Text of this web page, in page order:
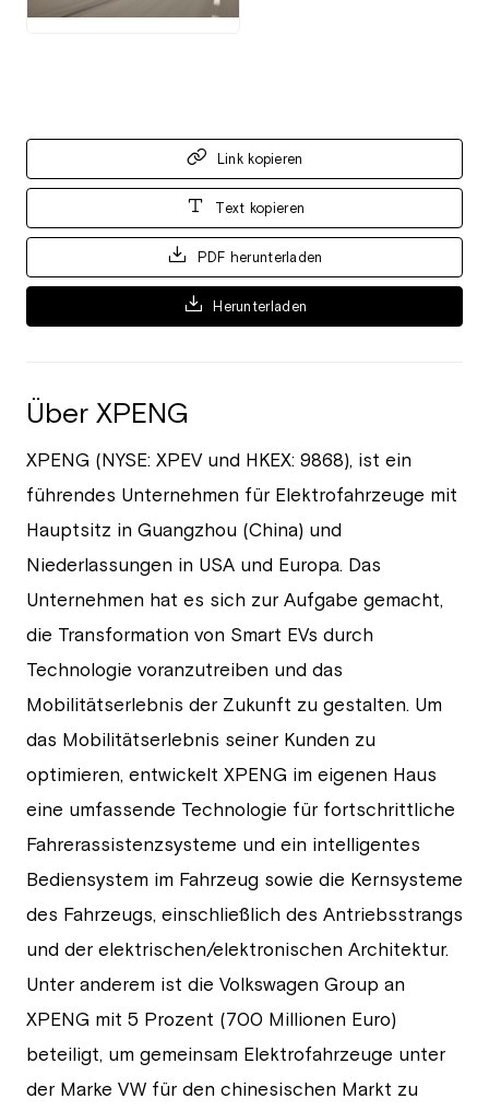
JPG
Link kopieren
Text kopieren
PDF herunterladen
Herunterladen
Über XPENG
XPENG (NYSE: XPEV und HKEX: 9868), ist ein
führendes Unternehmen für Elektrofahrzeuge mit
Hauptsitz in Guangzhou (China) und
Niederlassungen in USA und Europa. Das
Unternehmen hat es sich zur Aufgabe gemacht,
die Transformation von Smart EVs durch
Technologie voranzutreiben und das
Mobilitätserlebnis der Zukunft zu gestalten. Um
das Mobilitätserlebnis seiner Kunden zu
optimieren, entwickelt XPENG im eigenen Haus
eine umfassende Technologie für fortschrittliche
Fahrerassistenzsysteme und ein intelligentes
Bediensystem im Fahrzeug sowie die Kernsysteme
des Fahrzeugs, einschließlich des Antriebsstrangs
und der elektrischen/elektronischen Architektur.
Unter anderem ist die Volkswagen Group an
XPENG mit 5 Prozent (700 Millionen Euro)
beteiligt, um gemeinsam Elektrofahrzeuge unter
der Marke VW für den chinesischen Markt zu